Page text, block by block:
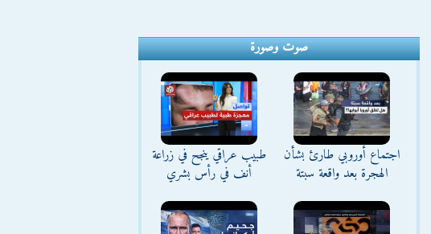
صوت وصورة
اجتماع أوروبي طارئ بشأن
الهجرة بعد واقعة سبتة
طبيب عراقي ينجح في زراعة
أنف في رأس بشري